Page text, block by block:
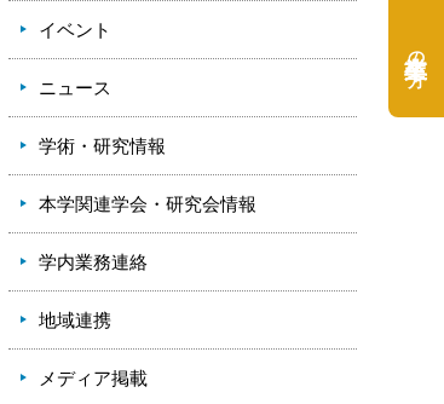
の方
イベント
ニュース
学術・研究情報
本学関連学会・研究会情報
学内業務連絡
地域連携
メディア掲載